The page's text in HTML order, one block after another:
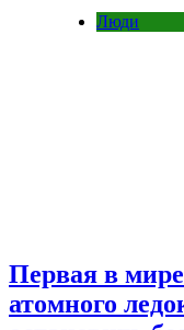
Люди
Первая в
атомного